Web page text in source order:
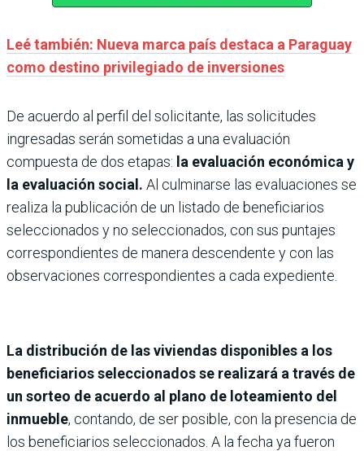
Leé también: Nueva marca país destaca a Paraguay
como destino privilegiado de inversiones
De acuerdo al perfil del solicitante, las solicitudes
ingresadas serán sometidas a una evaluación
compuesta de dos etapas: la evaluación económica y
la evaluación social. Al culminarse las evaluaciones se
realiza la publicación de un listado de beneficiarios
seleccionados y no seleccionados, con sus puntajes
correspondientes de manera descendente y con las
observaciones correspondientes a cada expediente.
La distribución de las viviendas disponibles a los
beneficiarios seleccionados se realizará a través de
un sorteo de acuerdo al plano de loteamiento del
inmueble, contando, de ser posible, con la presencia de
los beneficiarios seleccionados. A la fecha ya fueron